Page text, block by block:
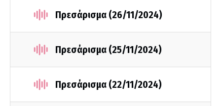
Πρεσάρισμα (26/11/2024)
Πρεσάρισμα (25/11/2024)
Πρεσάρισμα (22/11/2024)